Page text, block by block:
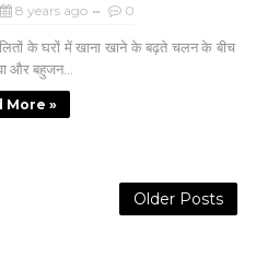
8 years ago 0
के घरों में खाना खाने के बढ़ते चलन के बीच
और बहुजन...
More »
Older Posts